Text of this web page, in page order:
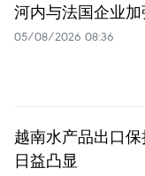
河内与法国企业
05/08/2026 08:36
越南水产品出口
日益凸显